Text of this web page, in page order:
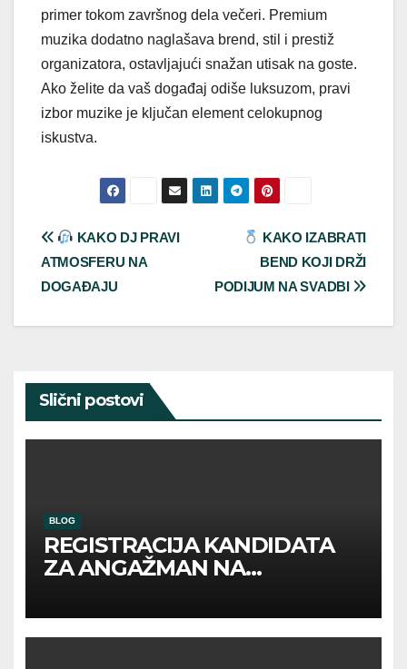
primer tokom završnog dela večeri. Premium
muzika dodatno naglašava brend, stil i prestiž
organizatora, ostavljajući snažan utisak na goste.
Ako želite da vaš događaj odiše luksuzom, pravi
izbor muzike je ključan element celokupnog
iskustva.
Post
navigation
KAKO IZABRATI
BEND KOJI DRŽI
PODIJUM NA SVADBI
KAKO DJ PRAVI
ATMOSFERU NA
DOGAĐAJU
Slični postovi
BLOG
REGISTRACIJA KANDIDATA
ZA ANGAŽMAN NA